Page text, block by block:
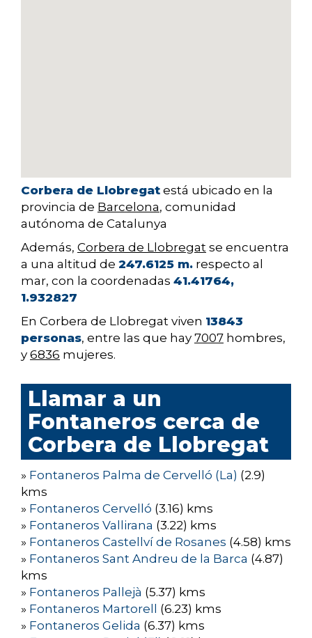
Corbera de Llobregat está ubicado en la
provincia de Barcelona, comunidad
autónoma de Catalunya
Además, Corbera de Llobregat se encuentra
a una altitud de 247.6125 m. respecto al
mar, con la coordenadas 41.41764,
1.932827
En Corbera de Llobregat viven 13843
personas, entre las que hay 7007 hombres,
y 6836 mujeres.
Llamar a un
Fontaneros cerca de
Corbera de Llobregat
» Fontaneros Palma de Cervelló (La) (2.9)
kms
» Fontaneros Cervelló (3.16) kms
» Fontaneros Vallirana (3.22) kms
» Fontaneros Castellví de Rosanes (4.58) kms
» Fontaneros Sant Andreu de la Barca (4.87)
kms
» Fontaneros Pallejà (5.37) kms
» Fontaneros Martorell
(6.23) kms
» Fontaneros Gelida (6.37) kms